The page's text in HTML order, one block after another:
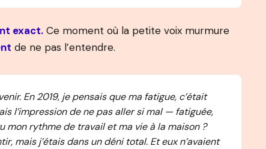
exact. Ce moment où la petite voix murmure
de ne pas l’entendre.
En 2019, je pensais que ma fatigue, c’était
l’impression de ne pas aller si mal — fatiguée,
mon rythme de travail et ma vie à la maison ?
mais j’étais dans un déni total. Et eux n’avaient